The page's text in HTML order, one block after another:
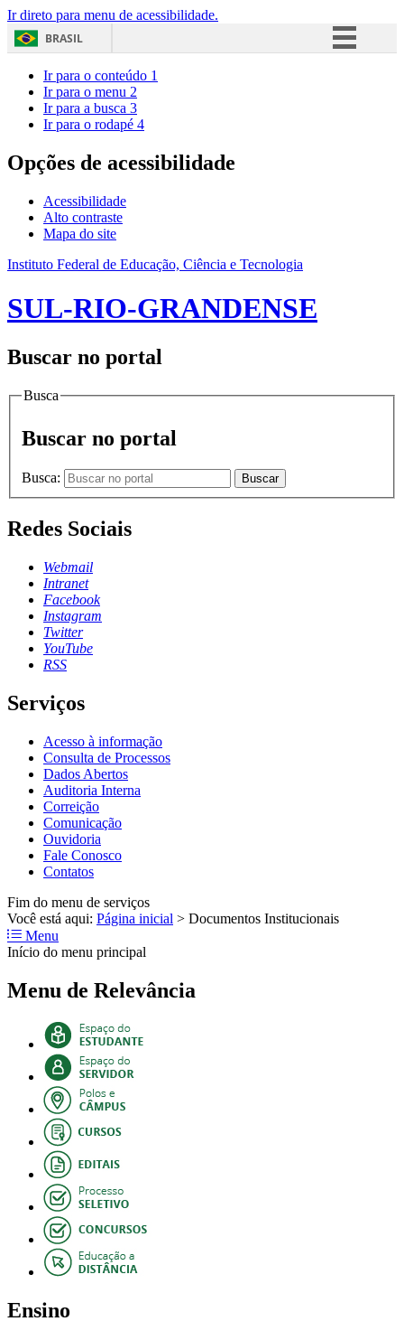
Ir direto para menu de acessibilidade.
BRASIL
Acesso à informação
Ir para o conteúdo 1
Ir para o menu 2
Ir para a busca 3
Ir para o rodapé 4
Opções de acessibilidade
Acessibilidade
Alto contraste
Mapa do site
Instituto Federal de Educação, Ciência e Tecnologia
SUL-RIO-GRANDENSE
Buscar no portal
Busca
Buscar no portal
Busca: Buscar
Redes Sociais
Webmail
Intranet
Facebook
Instagram
Twitter
YouTube
RSS
Serviços
Acesso à informação
Consulta de Processos
Dados Abertos
Auditoria Interna
Correição
Comunicação
Ouvidoria
Fale Conosco
Contatos
Fim do menu de serviços
Você está aqui: Página inicial > Documentos Institucionais
Menu
Início do menu principal
Menu de Relevância
Ensino